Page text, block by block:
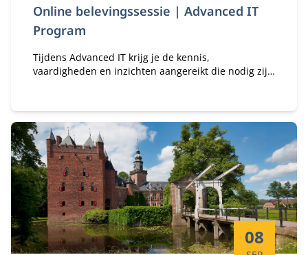
Online belevingssessie | Advanced IT
Program
Tijdens Advanced IT krijg je de kennis,
vaardigheden en inzichten aangereikt die nodig zijn
Startdatum:
08